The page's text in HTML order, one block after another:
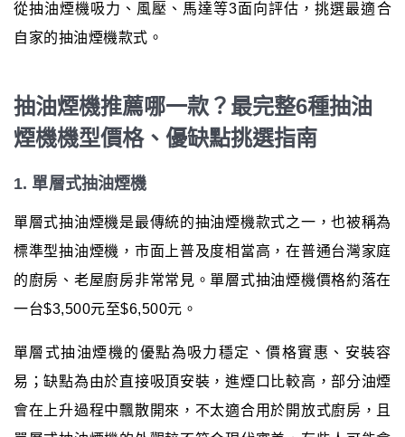
從抽油煙機吸力、風壓、馬達等3面向評估，挑選最適合
自家的抽油煙機款式。
抽油煙機推薦哪一款？最完整6種抽油
煙機機型價格、優缺點挑選指南
1. 單層式抽油煙機
單層式抽油煙機是最傳統的抽油煙機款式之一，也被稱為
標準型抽油煙機，市面上普及度相當高，在普通台灣家庭
的廚房、老屋廚房非常常見。單層式抽油煙機價格約落在
一台$3,500元至$6,500元。
單層式抽油煙機的優點為吸力穩定、價格實惠、安裝容
易；缺點為由於直接吸頂安裝，進煙口比較高，部分油煙
會在上升過程中飄散開來，不太適合用於開放式廚房，且